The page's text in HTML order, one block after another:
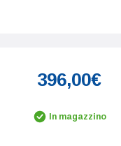
396,00€
In magazzino